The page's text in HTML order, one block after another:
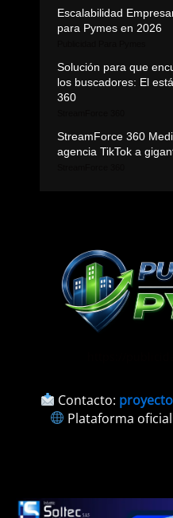
Escalabilidad
para Pymes en 2026
Solución para que
los buscadores: El
360
StreamForce 360
agencia TikTok a
Contacto:
Plataforma